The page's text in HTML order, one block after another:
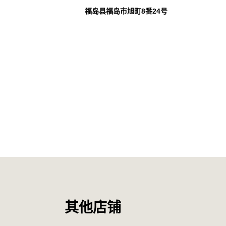
福岛县福岛市旭町8番24号
其他店铺